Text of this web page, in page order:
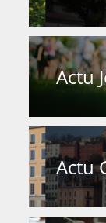
Actu
Actu